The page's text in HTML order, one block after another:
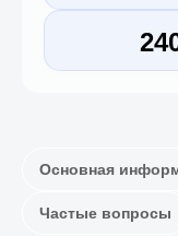
Основная
Частые вопросы